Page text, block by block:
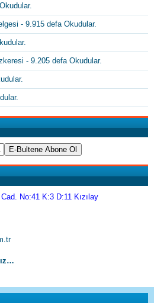
- 9.915 defa Okudular.
- 9.205 defa Okudular.
No:41 K:3 D:11 Kızılay